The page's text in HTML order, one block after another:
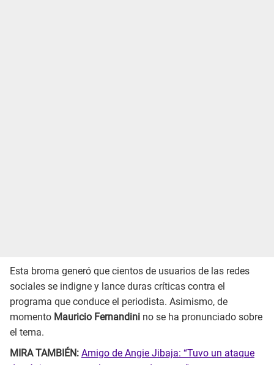
Esta broma generó que cientos de usuarios de las redes
sociales se indigne y lance duras críticas contra el
programa que conduce el periodista. Asimismo, de
momento Mauricio Fernandini no se ha pronunciado sobre
el tema.
MIRA TAMBIÉN: Amigo de Angie Jibaja: “Tuvo un ataque